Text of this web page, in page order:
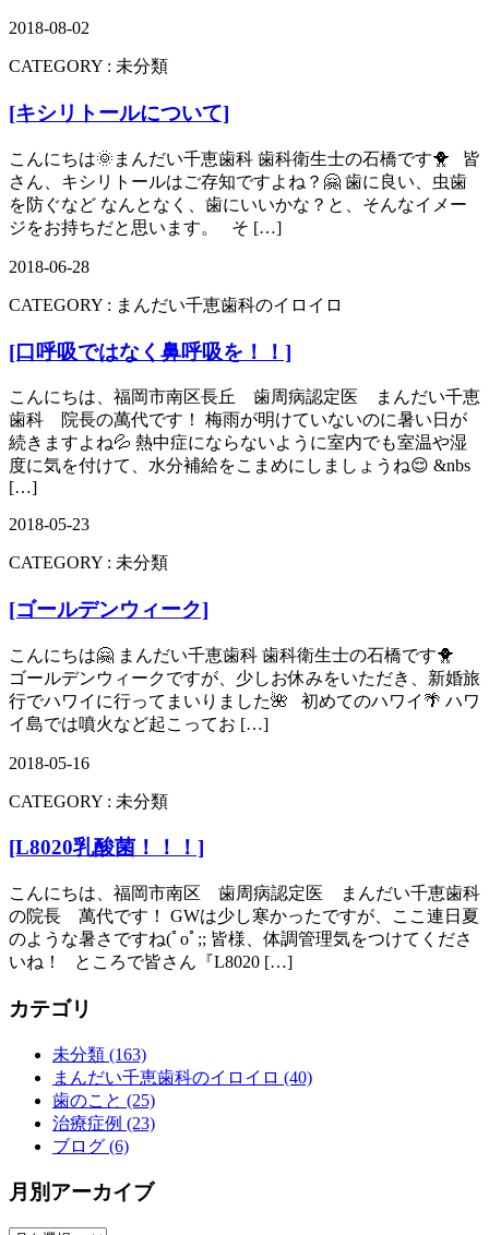
2018-08-02
CATEGORY : 未分類
[キシリトールについて]
こんにちは🌞まんだい千恵歯科 歯科衛生士の石橋です🐥 皆
さん、キシリトールはご存知ですよね？🤗 歯に良い、虫歯
を防ぐなど なんとなく、歯にいいかな？と、そんなイメー
ジをお持ちだと思います。 そ […]
2018-06-28
CATEGORY : まんだい千恵歯科のイロイロ
[口呼吸ではなく鼻呼吸を！！]
こんにちは、福岡市南区長丘 歯周病認定医 まんだい千恵
歯科 院長の萬代です！ 梅雨が明けていないのに暑い日が
続きますよね💦 熱中症にならないように室内でも室温や湿
度に気を付けて、水分補給をこまめにしましょうね😌 &nbs
[…]
2018-05-23
CATEGORY : 未分類
[ゴールデンウィーク]
こんにちは🤗 まんだい千恵歯科 歯科衛生士の石橋です🐥
ゴールデンウィークですが、少しお休みをいただき、新婚旅
行でハワイに行ってまいりました🌺 初めてのハワイ🌴 ハワ
イ島では噴火など起こってお […]
2018-05-16
CATEGORY : 未分類
[L8020乳酸菌！！！]
こんにちは、福岡市南区 歯周病認定医 まんだい千恵歯科
の院長 萬代です！ GWは少し寒かったですが、ここ連日夏
のような暑さですね(ﾟoﾟ;; 皆様、体調管理気をつけてくださ
いね！ ところで皆さん『L8020 […]
カテゴリ
未分類 (163)
まんだい千恵歯科のイロイロ (40)
歯のこと (25)
治療症例 (23)
ブログ (6)
月別アーカイブ